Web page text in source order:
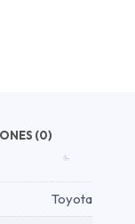
(0)
Toyota